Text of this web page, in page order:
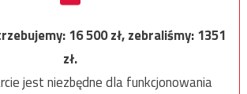
16 500zł, zebraliśmy:1351
zł.
jest niezbędne dla funkcjonowania